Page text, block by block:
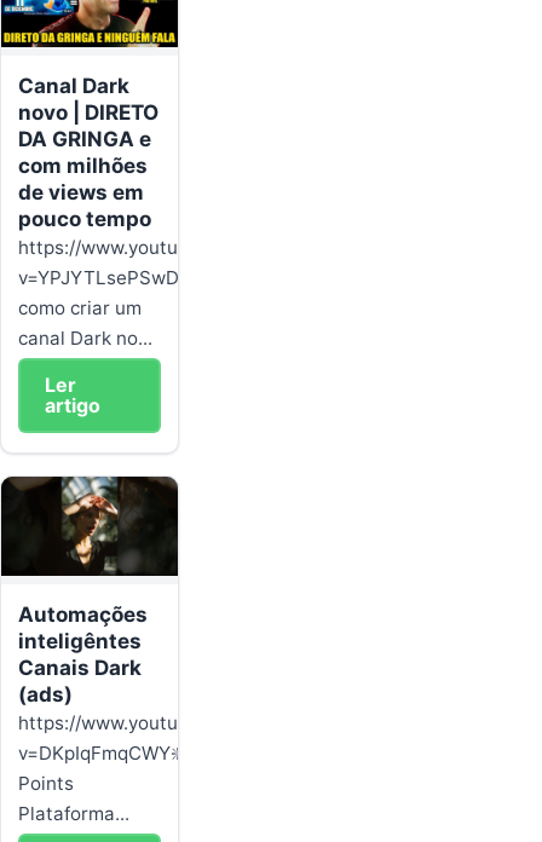
Canal Dark
novo | DIRETO
DA GRINGA e
com milhões
de views em
pouco tempo
https://www.youtube.com/watch?
v=YPJYTLsePSwDescubra
como criar um
canal Dark no...
Ler
artigo
Automações
inteligêntes
Canais Dark
(ads)
https://www.youtube.com/watch?
v=DKpIqFmqCWY❇️Like
Points
Plataforma...